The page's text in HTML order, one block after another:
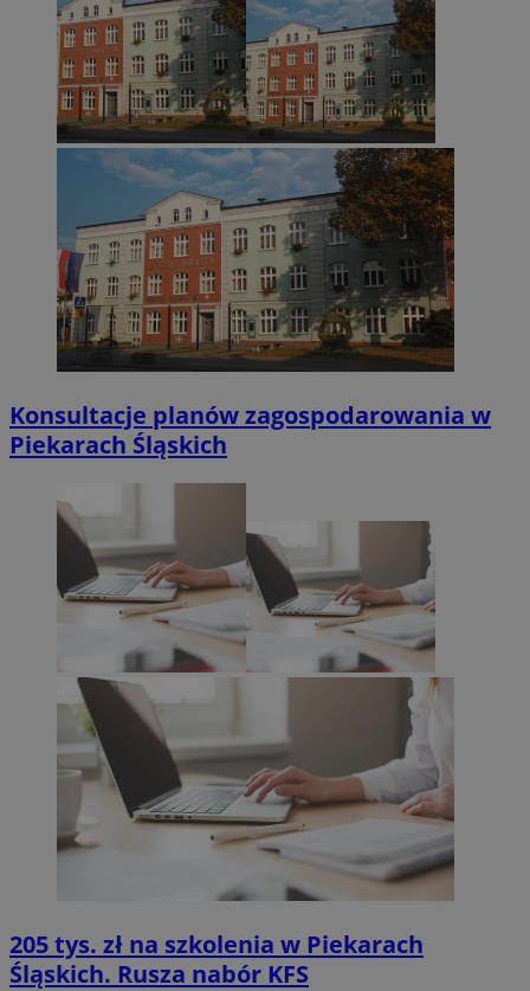
Konsultacje planów zagospodarowania w
Piekarach Śląskich
205 tys. zł na szkolenia w Piekarach
Śląskich. Rusza nabór KFS